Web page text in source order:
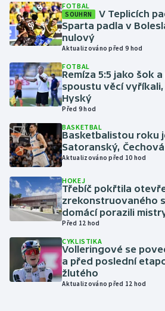
Jezdectví
Judo
Krasobruslení
Lezení
Lyže a snowboard
Moderní pětiboj
Motorsport
Olympijské hry
Parasport
Plavání
FOTBAL
SOUHRN
V Teplicích
Sparta padla v
nulový
Aktualizováno před 9 hod
FOTBAL
Remíza 5:5 jako šok
spoustu věcí
Hyský
Před 9 hod
BASKETBAL
Basketbalistou roku
Satoranský,
Aktualizováno před 10 hod
HOKEJ
Třebíč pokřtila
zrekonstruovaného
domácí porazili
Před 12 hod
CYKLISTIKA
Volleringové se
a před poslední
žlutého
Aktualizováno před 12 hod